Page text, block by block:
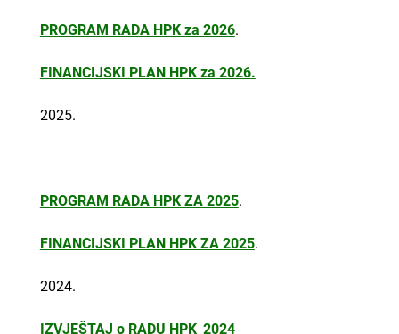
PROGRAM RADA HPK za 2026.
FINANCIJSKI PLAN HPK za 2026.
2025.
PROGRAM RADA HPK ZA 2025.
FINANCIJSKI PLAN HPK ZA 2025.
2024.
IZVJEŠTAJ o RADU HPK_2024